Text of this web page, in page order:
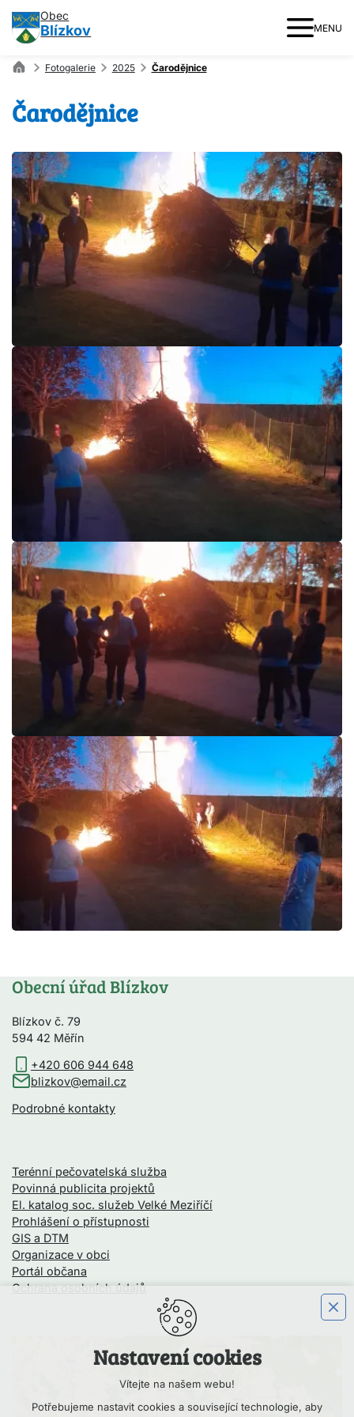
Obec
Blízkov MENU
Fotogalerie 2025 Čarodějnice
Čarodějnice
Obecní úřad Blízkov
Blízkov č. 79
594 42 Měřín
+420 606 944 648
blizkov@email.cz
Podrobné kontakty
Terénní pečovatelská služba
Povinná publicita projektů
El. katalog soc. služeb Velké Meziříčí
Prohlášení o přístupnosti
GIS a DTM
Organizace v obci
Portál občana
Ochrana osobních údajů
Nastavení cookies
Vítejte na našem webu!
Potřebujeme nastavit cookies a související technologie, aby